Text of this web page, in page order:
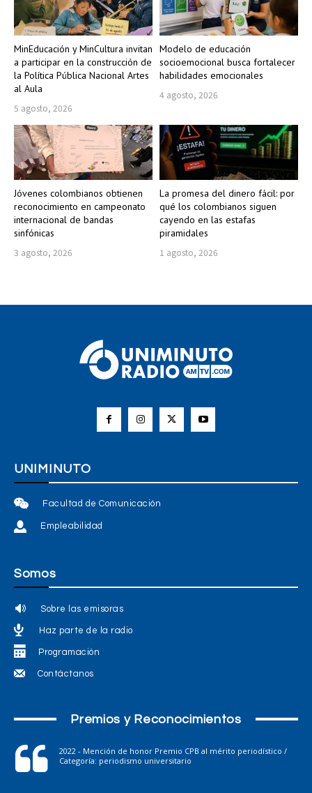
MinEducación y MinCultura invitan
a participar en la construcción de
la Política Pública Nacional Artes
al Aula
5 agosto, 2026
Modelo de educación
socioemocional busca fortalecer
habilidades emocionales
4 agosto, 2026
Jóvenes colombianos obtienen
reconocimiento en campeonato
internacional de bandas
sinfónicas
3 agosto, 2026
La promesa del dinero fácil: por
qué los colombianos siguen
cayendo en las estafas
piramidales
1 agosto, 2026
UNIMINUTO
Facultad de Comunicación
Empleabilidad
Somos
Sobre las emisoras
Haz parte de la radio
Programación
Contáctanos
Premios y Reconocimientos
2022 - Mención de honor Premio CPB al mérito periodístico /
Categoría: periodismo universitario